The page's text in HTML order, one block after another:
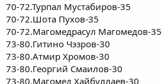
70-72.Турпал Мустабиров-35
70-72.Шота Пухов-35
70-72.Магомедрасул Магомедов-35
73-80.Гитино Чэзров-30
73-80.Атмир Хромов-30
73-80.Георгий Смаилов-30
73-80.Магомед Хайбуллаев-30